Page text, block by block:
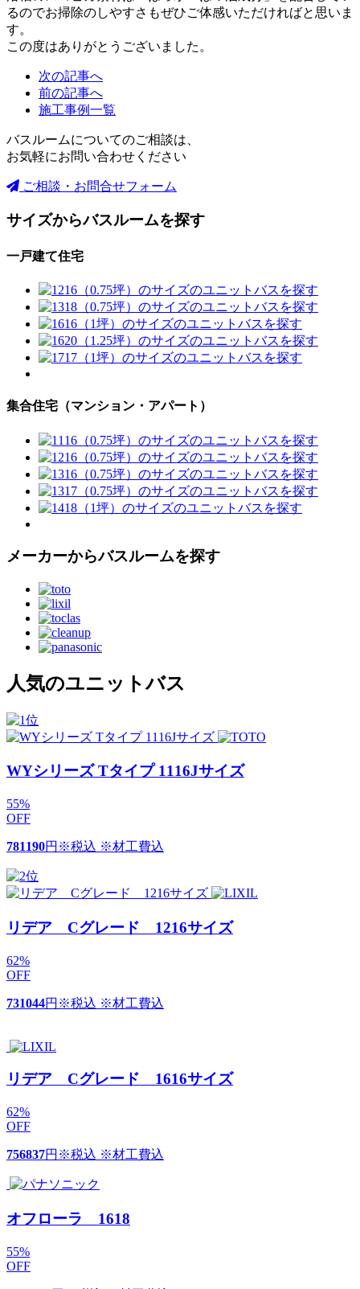
るのでお掃除のしやすさもぜひご体感いただければと思いま
す。
この度はありがとうございました。
次の記事へ
前の記事へ
施工事例一覧
バスルームについてのご相談は、
お気軽にお問い合わせください
ご相談・お問合せフォーム
サイズからバスルームを探す
一戸建て住宅
集合住宅（マンション・アパート）
メーカーからバスルームを探す
人気のユニットバス
WYシリーズ Tタイプ 1116Jサイズ
55%
OFF
781190円 ※税込 ※材工費込
リデア Cグレード 1216サイズ
62%
OFF
731044円 ※税込 ※材工費込
リデア Cグレード 1616サイズ
62%
OFF
756837円 ※税込 ※材工費込
オフローラ 1618
55%
OFF